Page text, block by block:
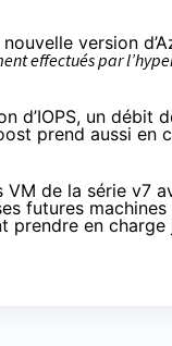
version d’
effectués par
d’IOPS, un débit
prend aussi en
VM de la série v7
futures
prendre en charge